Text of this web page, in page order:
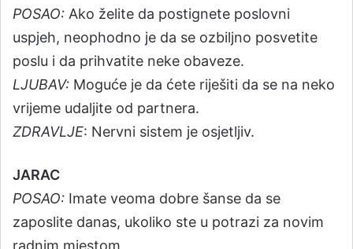
POSAO: Ako želite da postignete poslovni
uspjeh, neophodno je da se ozbiljno posvetite
poslu i da prihvatite neke obaveze.
LJUBAV: Moguće je da ćete riješiti da se na neko
vrijeme udaljite od partnera.
ZDRAVLJE: Nervni sistem je osjetljiv.
JARAC
POSAO: Imate veoma dobre šanse da se
zaposlite danas, ukoliko ste u potrazi za novim